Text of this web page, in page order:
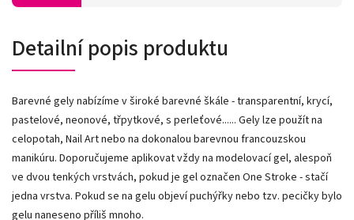
Detailní popis produktu
Barevné gely nabízíme v široké barevné škále - transparentní, krycí,
pastelové, neonové, třpytkové, s perleťové...... Gely lze použít na
celopotah, Nail Art nebo na dokonalou barevnou francouzskou
manikúru. Doporučujeme aplikovat vždy na modelovací gel, alespoň
ve dvou tenkých vrstvách, pokud je gel označen One Stroke - stačí
jedna vrstva. Pokud se na gelu objeví puchýřky nebo tzv. pecičky bylo
gelu naneseno příliš mnoho.